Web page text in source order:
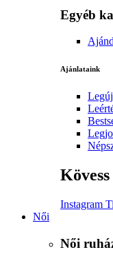
Egyéb
Ajánlataink
Instagram
Női
Női